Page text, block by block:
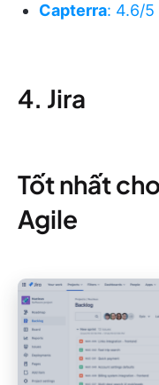
Capterra: 4.6/5
4. Jira
Tốt nhất
Agile